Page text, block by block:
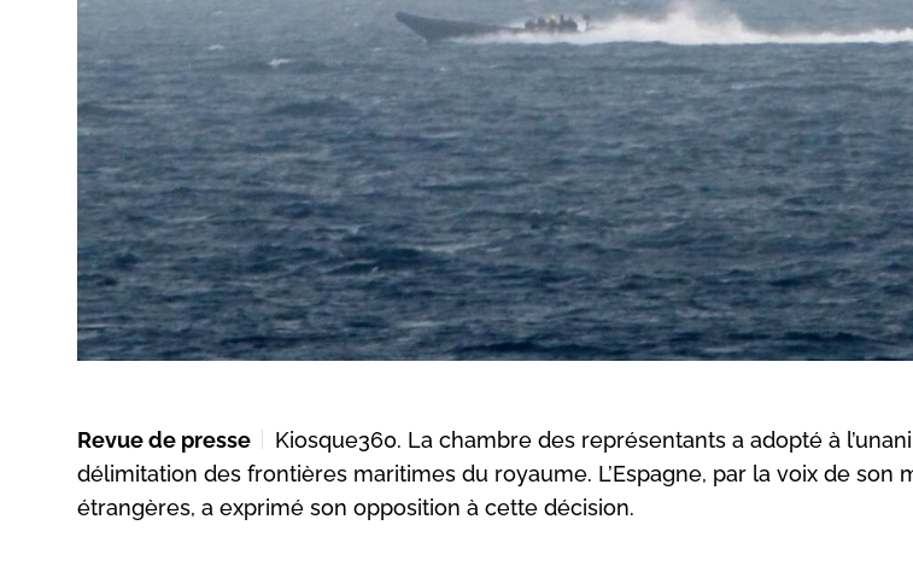
Revue de presse
Kiosque360. La chambre des représentants a adopté à
délimitation des frontières maritimes du royaume. L’Espagne, par la voix de son
étrangères, a exprimé son opposition à cette décision.